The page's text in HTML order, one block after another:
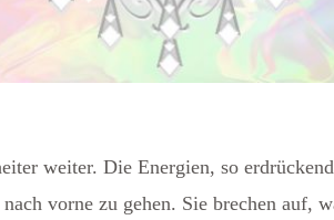
weiter. Die Energien, so
vorne zu gehen. Sie brechen auf,